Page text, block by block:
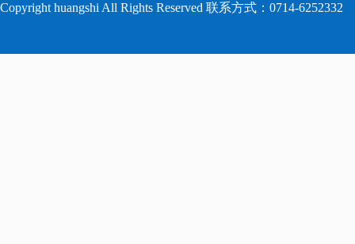
Copyright huangshi All Rights Reserved 联系方式：0714-6252332